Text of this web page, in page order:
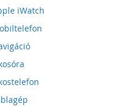
iWatch